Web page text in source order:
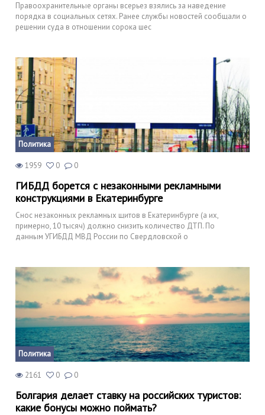
Правоохранительные органы всерьез взялись за наведение
порядка в социальных сетях. Ранее службы новостей сообщали о
решении суда в отношении сорока шес
Политика
1959 0 0
ГИБДД борется с незаконными рекламными
конструкциями в Екатеринбурге
Снос незаконных рекламных щитов в Екатеринбурге (а их,
примерно, 10 тысяч) должно снизить количество ДТП. По
данным УГИБДД МВД России по Свердловской о
Политика
2161 0 0
Болгария делает ставку на российских туристов:
какие бонусы можно поймать?